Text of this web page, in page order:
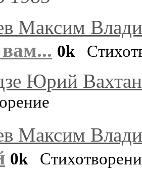
Максим
0k
Юрий
Максим
0k